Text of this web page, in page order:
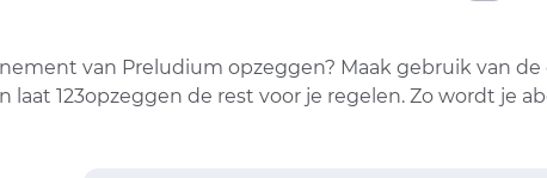
van Preludium opzeggen? Maak gebruik van de
laat 123opzeggen de rest voor je regelen. Zo wordt je